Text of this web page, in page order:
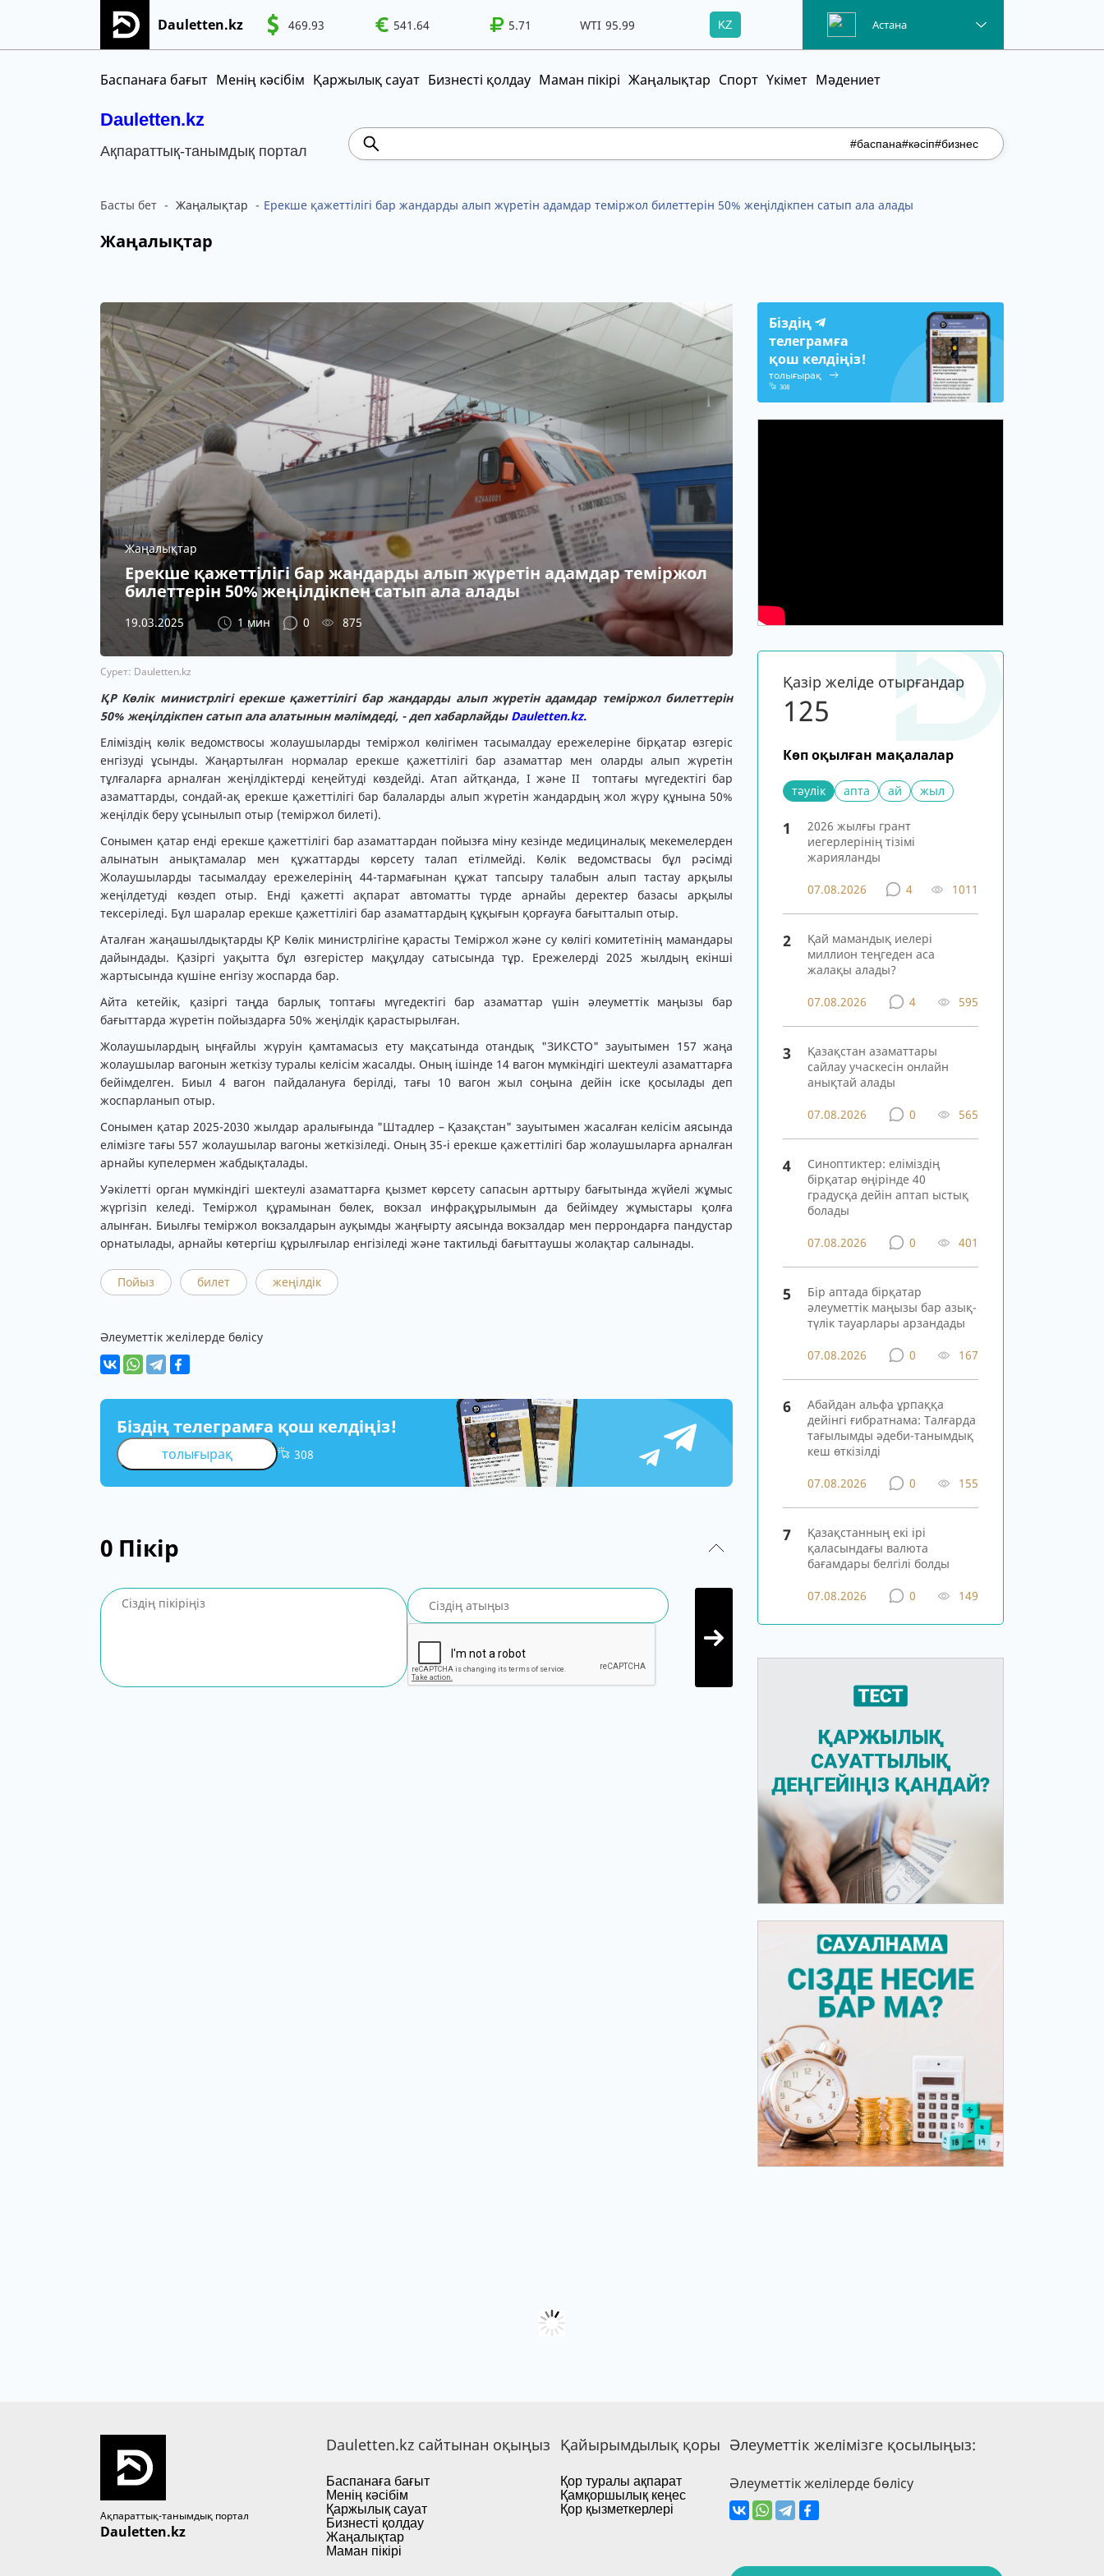
Dauletten.kz 469.93 541.64 5.71
WTI 95.99 Brent 100.41 95.99 Brent KZ Астана
Баспанаға бағыт Менің кәсібім Қаржылық сауат Бизнесті қолдау Маман пікірі Жаңалықтар Спорт Үкімет Мәдениет
Dauletten.kz
Ақпараттық-танымдық портал #баспана#кәсіп#бизнес
Сіздің өтінішіңіз сәтті жіберілді, Рақмет!
Басты бет Жаңалықтар Ерекше қажеттілігі бар жандарды алып жүретін адамдар теміржол билеттерін 50% жеңілдікпен сатып ала алады
Жаңалықтар
Жаңалықтар
Ерекше қажеттілігі бар жандарды алып жүретін адамдар теміржол
билеттерін 50% жеңілдікпен сатып ала алады
19.03.2025 1 мин 0 875
Сурет: Dauletten.kz
ҚР Көлік министрлігі ерекше қажеттілігі бар жандарды алып жүретін адамдар теміржол билеттерін
50% жеңілдікпен сатып ала алатынын мәлімдеді, - деп хабарлайды Dauletten.kz.
Еліміздің көлік ведомствосы жолаушыларды теміржол көлігімен тасымалдау ережелеріне бірқатар өзгеріс
енгізуді ұсынды. Жаңартылған нормалар ерекше қажеттілігі бар азаматтар мен оларды алып жүретін
тұлғаларға арналған жеңілдіктерді кеңейтуді көздейді. Атап айтқанда, I және II топтағы мүгедектігі бар
азаматтарды, сондай-ақ ерекше қажеттілігі бар балаларды алып жүретін жандардың жол жүру құнына 50%
жеңілдік беру ұсынылып отыр (теміржол билеті).
Сонымен қатар енді ерекше қажеттілігі бар азаматтардан пойызға міну кезінде медициналық мекемелерден
алынатын анықтамалар мен құжаттарды көрсету талап етілмейді. Көлік ведомствасы бұл рәсімді
Жолаушыларды тасымалдау ережелерінің 44-тармағынан құжат тапсыру талабын алып тастау арқылы
жеңілдетуді көздеп отыр. Енді қажетті ақпарат автоматты түрде арнайы деректер базасы арқылы
тексеріледі. Бұл шаралар ерекше қажеттілігі бар азаматтардың құқығын қорғауға бағытталып отыр.
Аталған жаңашылдықтарды ҚР Көлік министрлігіне қарасты Теміржол және су көлігі комитетінің мамандары
дайындады. Қазіргі уақытта бұл өзгерістер мақұлдау сатысында тұр. Ережелерді 2025 жылдың екінші
жартысында күшіне енгізу жоспарда бар.
Айта кетейік, қазіргі таңда барлық топтағы мүгедектігі бар азаматтар үшін әлеуметтік маңызы бар
бағыттарда жүретін пойыздарға 50% жеңілдік қарастырылған.
Жолаушылардың ыңғайлы жүруін қамтамасыз ету мақсатында отандық "ЗИКСТО" зауытымен 157 жаңа
жолаушылар вагонын жеткізу туралы келісім жасалды. Оның ішінде 14 вагон мүмкіндігі шектеулі азаматтарға
бейімделген. Биыл 4 вагон пайдалануға берілді, тағы 10 вагон жыл соңына дейін іске қосылады деп
жоспарланып отыр.
Сонымен қатар 2025-2030 жылдар аралығында "Штадлер – Қазақстан" зауытымен жасалған келісім аясында
елімізге тағы 557 жолаушылар вагоны жеткізіледі. Оның 35-і ерекше қажеттілігі бар жолаушыларға арналған
арнайы купелермен жабдықталады.
Уәкілетті орган мүмкіндігі шектеулі азаматтарға қызмет көрсету сапасын арттыру бағытында жүйелі жұмыс
жүргізіп келеді. Теміржол құрамынан бөлек, вокзал инфрақұрылымын да бейімдеу жұмыстары қолға
алынған. Биылғы теміржол вокзалдарын ауқымды жаңғырту аясында вокзалдар мен перрондарға пандустар
орнатылады, арнайы көтергіш құрылғылар енгізіледі және тактильді бағыттаушы жолақтар салынады.
Пойыз билет жеңілдік
Әлеуметтік желілерде бөлісу
Біздің телеграмға қош келдіңіз!
толығырақ 308
0 Пікір
Біздің
телеграмға
қош келдіңіз!
толығырақ
308
Қазір желіде отырғандар
125
Көп оқылған мақалалар
тәулік апта ай жыл
1
2026 жылғы грант
иегерлерінің тізімі
жарияланды
07.08.2026 4 1011
2
Қай мамандық иелері
миллион теңгеден аса
жалақы алады?
07.08.2026 4 595
3
Қазақстан азаматтары
сайлау учаскесін онлайн
анықтай алады
07.08.2026 0 565
4
Синоптиктер: еліміздің
бірқатар өңірінде 40
градусқа дейін аптап ыстық
болады
07.08.2026 0 401
5
Бір аптада бірқатар
әлеуметтік маңызы бар азық-
түлік тауарлары арзандады
07.08.2026 0 167
6
Абайдан альфа ұрпаққа
дейінгі ғибратнама: Талғарда
тағылымды әдеби-танымдық
кеш өткізілді
07.08.2026 0 155
7
Қазақстанның екі ірі
қаласындағы валюта
бағамдары белгілі болды
07.08.2026 0 149
Ақпараттық-танымдық портал
Dauletten.kz
Dauletten.kz сайтынан оқыңыз
Баспанаға бағыт
Менің кәсібім
Қаржылық сауат
Бизнесті қолдау
Жаңалықтар
Маман пікірі
Қайырымдылық қоры
Қор туралы ақпарат
Қамқоршылық кеңес
Қор қызметкерлері
Әлеуметтік желімізге қосылыңыз:
Әлеуметтік желілерде бөлісу